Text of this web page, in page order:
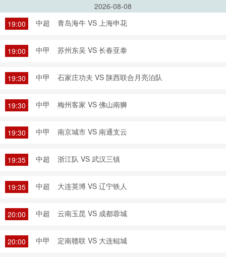
2026-08-08
19:00
中超 青岛海牛 VS 上海申花
19:00 中甲 苏州东吴 VS 长春亚泰
19:30 中甲 石家庄功夫 VS 陕西联合月亮泊队
19:30 中甲 梅州客家 VS 佛山南狮
19:30 中甲 南京城市 VS 南通支云
19:35 中超 浙江队 VS 武汉三镇
19:35 中超 大连英博 VS 辽宁铁人
20:00 中超 云南玉昆 VS 成都蓉城
20:00 中甲 定南赣联 VS 大连鲲城